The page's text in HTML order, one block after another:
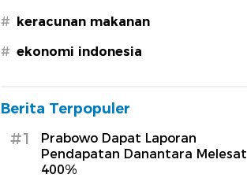
# keracunan makanan
# ekonomi indonesia
Berita Terpopuler
#1
Prabowo Dapat Laporan
Pendapatan Danantara Melesat
400%